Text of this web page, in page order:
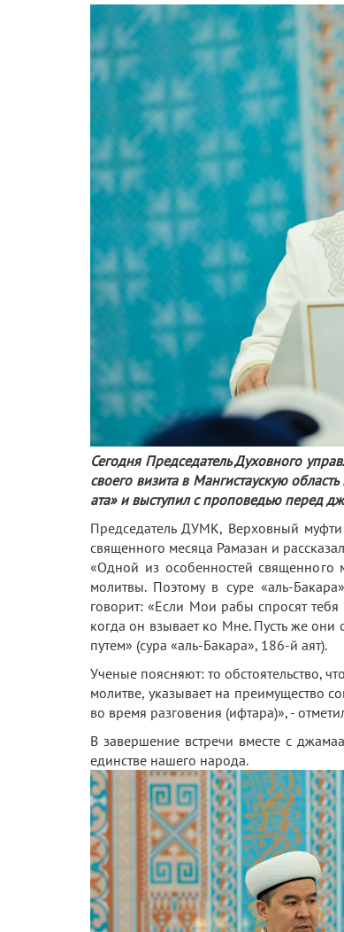
Сегодня Председатель Духовного
своего визита в Мангистаускую
ата» и выступил с проповедью перед
Председатель ДУМК, Верховный
священного месяца Рамазан и
«Одной из особенностей священного
молитвы. Поэтому в суре «аль-
говорит: «Если Мои рабы спросят
когда он взывает ко Мне. Пусть же
путем» (сура «аль-Бакара», 186-й аят).
Ученые поясняют: то обстоятельство,
молитве, указывает на преимущество
во время разговения (ифтара)», -
В завершение встречи вместе с
единстве нашего народа.